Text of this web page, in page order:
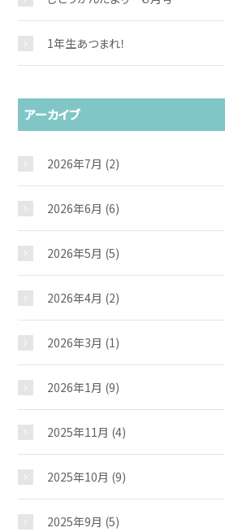
1年生あつまれ！
アーカイブ
2026年7月 (2)
2026年6月 (6)
2026年5月 (5)
2026年4月 (2)
2026年3月 (1)
2026年1月 (9)
2025年11月 (4)
2025年10月 (9)
2025年9月 (5)